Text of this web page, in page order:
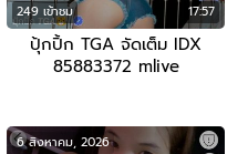
249 เข้าชม 17:57
ปุ้กปิ้ก TGA จัดเต็ม IDX
85883372 mlive
6 สิงหาคม, 2026